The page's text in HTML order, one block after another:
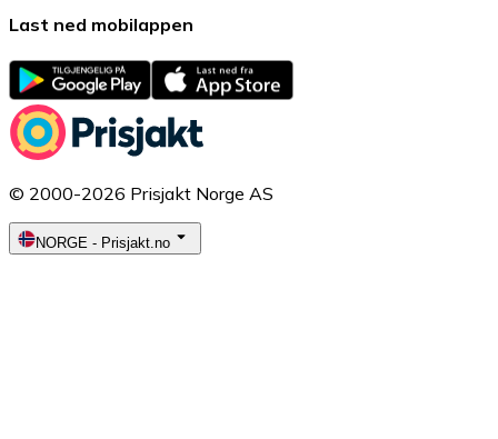
Last ned mobilappen
© 2000-2026 Prisjakt Norge AS
NORGE - Prisjakt.no